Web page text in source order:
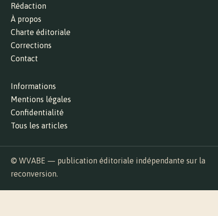
Rédaction
À propos
Charte éditoriale
Corrections
Contact
Informations
Mentions légales
Confidentialité
Tous les articles
© WVABE — publication éditoriale indépendante sur la
reconversion.